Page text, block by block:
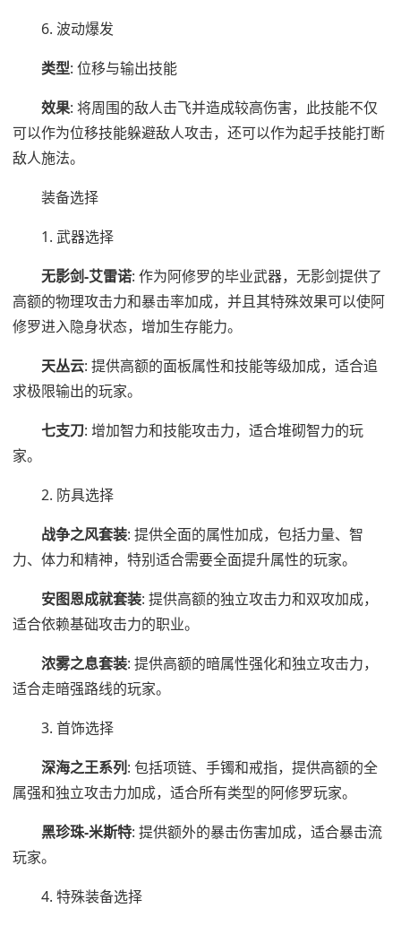
6. 波动爆发
类型: 位移与输出技能
效果: 将周围的敌人击飞并造成较高伤害，此技能不仅
可以作为位移技能躲避敌人攻击，还可以作为起手技能打断
敌人施法。
装备选择
1. 武器选择
无影剑-艾雷诺: 作为阿修罗的毕业武器，无影剑提供了
高额的物理攻击力和暴击率加成，并且其特殊效果可以使阿
修罗进入隐身状态，增加生存能力。
天丛云: 提供高额的面板属性和技能等级加成，适合追
求极限输出的玩家。
七支刀: 增加智力和技能攻击力，适合堆砌智力的玩
家。
2. 防具选择
战争之风套装: 提供全面的属性加成，包括力量、智
力、体力和精神，特别适合需要全面提升属性的玩家。
安图恩成就套装: 提供高额的独立攻击力和双攻加成，
适合依赖基础攻击力的职业。
浓雾之息套装: 提供高额的暗属性强化和独立攻击力，
适合走暗强路线的玩家。
3. 首饰选择
深海之王系列 : 包括项链、手镯和戒指，提供高额的全
属强和独立攻击力加成，适合所有类型的阿修罗玩家。
黑珍珠-米斯特: 提供额外的暴击伤害加成，适合暴击流
玩家。
4. 特殊装备选择